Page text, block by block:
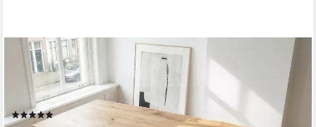
MASSIVART®
Baumkantentisch DAHLIA Wildeiche geölt /massive Baumkanten
Optik / 40 mm Tischplatte, Spider‑Gestell schwarz / Industrial
Look
(10)